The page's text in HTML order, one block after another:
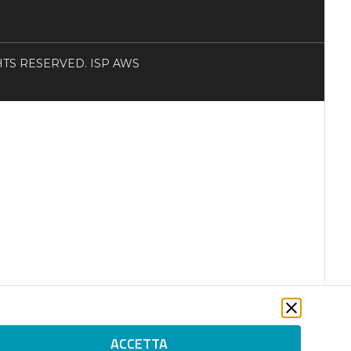
ACCETTA
RESERVED. ISP AWS